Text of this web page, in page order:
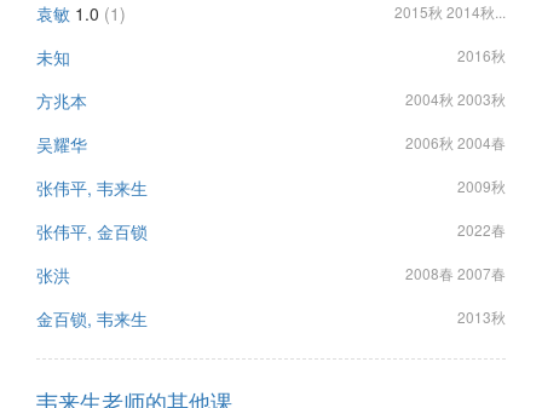
袁敏 1.0 (1) 2015秋 2014秋...
未知 2016秋
方兆本 2004秋 2003秋
吴耀华 2006秋 2004春
张伟平, 韦来生 2009秋
张伟平, 金百锁 2022春
张洪 2008春 2007春
金百锁, 韦来生 2013秋
韦来生老师的其他课